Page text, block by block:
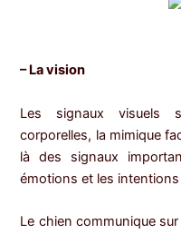
– La vision
Les signaux visuels
corporelles, la mimique
là des signaux
émotions et les intentions
Le chien communique